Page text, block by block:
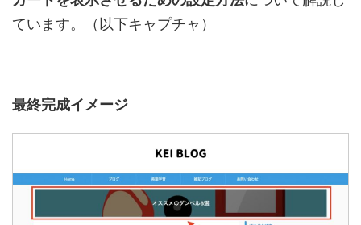
ています。（以下キャプチャ）
最終完成イメージ